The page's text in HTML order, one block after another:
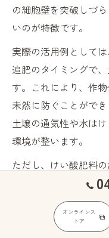
の細胞壁を突破しづ
いのが特徴です。
実際の活用例として
追肥のタイミングで
す。これにより、作
未然に防ぐことがで
土壌の通気性や水は
環境が整います。
ただし、けい酸肥料
に与えると、他の栄
生育障害を引き起こ
門家のアドバイスに
オンラインス
トア